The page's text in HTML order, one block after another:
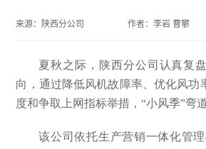
来源： 陕西分公司 作者： 李岩 曹攀
夏秋之际，陕西分公司认真复
向，通过降低风机故障率、优化风功
度和争取上网指标举措，“小风季”弯
该公司依托生产营销一体化管